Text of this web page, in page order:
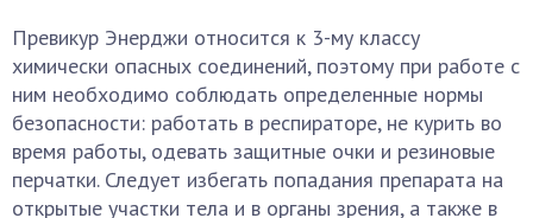
Превикур Энерджи относится к 3-му классу
химически опасных соединений, поэтому при работе с
ним необходимо соблюдать определенные нормы
безопасности: работать в респираторе, не курить во
время работы, одевать защитные очки и резиновые
перчатки. Следует избегать попадания препарата на
открытые участки тела и в органы зрения, а также в